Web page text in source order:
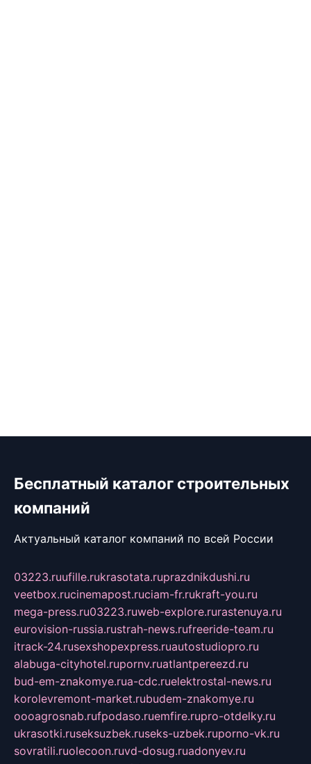
Бесплатный каталог строительных
компаний
Актуальный каталог компаний по всей России
03223.ruufille.rukrasotata.ruprazdnikdushi.ru
veetbox.rucinemapost.ruciam-fr.rukraft-you.ru
mega-press.ru03223.ruweb-explore.rurastenuya.ru
eurovision-russia.rustrah-news.rufreeride-team.ru
itrack-24.rusexshopexpress.ruautostudiopro.ru
alabuga-cityhotel.rupornv.ruatlantpereezd.ru
bud-em-znakomye.rua-cdc.ruelektrostal-news.ru
korolevremont-market.rubudem-znakomye.ru
oooagrosnab.rufpodaso.ruemfire.rupro-otdelky.ru
ukrasotki.ruseksuzbek.ruseks-uzbek.ruporno-vk.ru
sovratili.ruolecoon.ruvd-dosug.ruadonyev.ru